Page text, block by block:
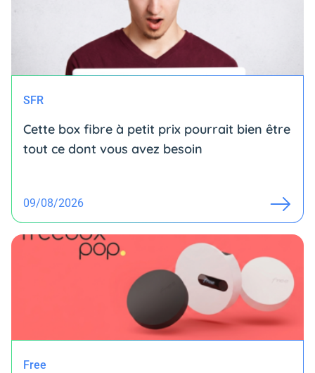
SFR
Cette box fibre à petit prix pourrait bien être
tout ce dont vous avez besoin
09/08/2026
Free